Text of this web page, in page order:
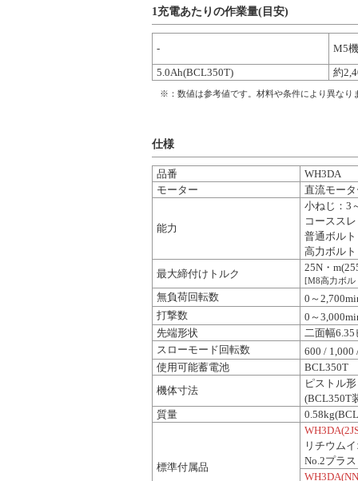
1充電あたりの作業量(目安)
-
M5
5.0Ah(BCL350T)
約
※：数値は参考値です。材料や条件により異なり
仕様
品番
WH3DA
モーター
直流モー
能力
小ねじ：3
コースス
普通ボル
高力ボル
最大締付けトルク
25N・
[M8高力ボル
無負荷回転数
0～
打撃数
0～
先端形状
二面幅
スローモード回転数
600 / 1,000
使用可能蓄電池
BCL350T
機体寸法
ピストル
(BCL350T
質量
標準付属品
リチウム
No.2プラ